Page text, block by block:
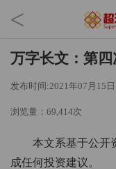
<
万字长文：第
发布时间:2021年07月15日
浏览量：69,414次
本文系基于公开
成任何投资建议。